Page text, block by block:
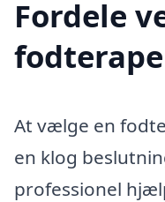
Fordele
At vælge en
en klog
professionel